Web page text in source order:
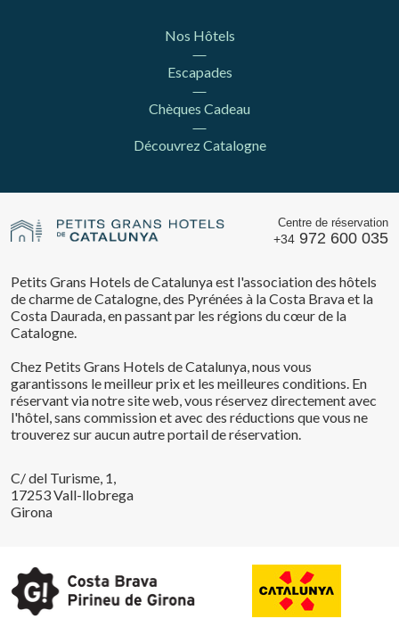
Nos Hôtels
Escapades
Chèques Cadeau
Découvrez Catalogne
Centre de réservation
+34 972 600 035
Petits Grans Hotels de Catalunya est l'association des hôtels
de charme de Catalogne, des Pyrénées à la Costa Brava et la
Costa Daurada, en passant par les régions du cœur de la
Catalogne.
Chez Petits Grans Hotels de Catalunya, nous vous
garantissons le meilleur prix et les meilleures conditions. En
réservant via notre site web, vous réservez directement avec
l'hôtel, sans commission et avec des réductions que vous ne
trouverez sur aucun autre portail de réservation.
C/ del Turisme, 1,
17253 Vall-llobrega
Girona